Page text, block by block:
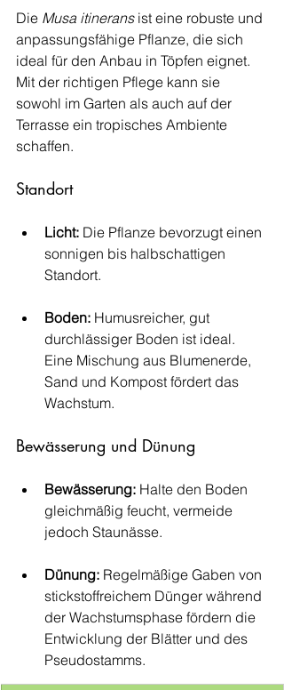
Die Musa itinerans ist eine robuste und
anpassungsfähige Pflanze, die sich
ideal für den Anbau in Töpfen eignet.
Mit der richtigen Pflege kann sie
sowohl im Garten als auch auf der
Terrasse ein tropisches Ambiente
schaffen.
Standort
Licht: Die Pflanze bevorzugt einen
sonnigen bis halbschattigen
Standort.
Boden: Humusreicher, gut
durchlässiger Boden ist ideal.
Eine Mischung aus Blumenerde,
Sand und Kompost fördert das
Wachstum.
Bewässerung und Dünung
Bewässerung: Halte den Boden
gleichmäßig feucht, vermeide
jedoch Staunässe.
Dünung: Regelmäßige Gaben von
stickstoffreichem Dünger während
der Wachstumsphase fördern die
Entwicklung der Blätter und des
Pseudostamms.